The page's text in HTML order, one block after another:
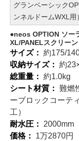
グランベーシック
ンネルドームWXL用）
neos OPTION ソー
XL/PANELスクリーン
サイズ： 約175/
収納サイズ： 約
総重量： 約1.0kg
シート材質： 難燃
ーブロックコーテ
工）
耐水圧： 2000mm
価格： 1万2870円